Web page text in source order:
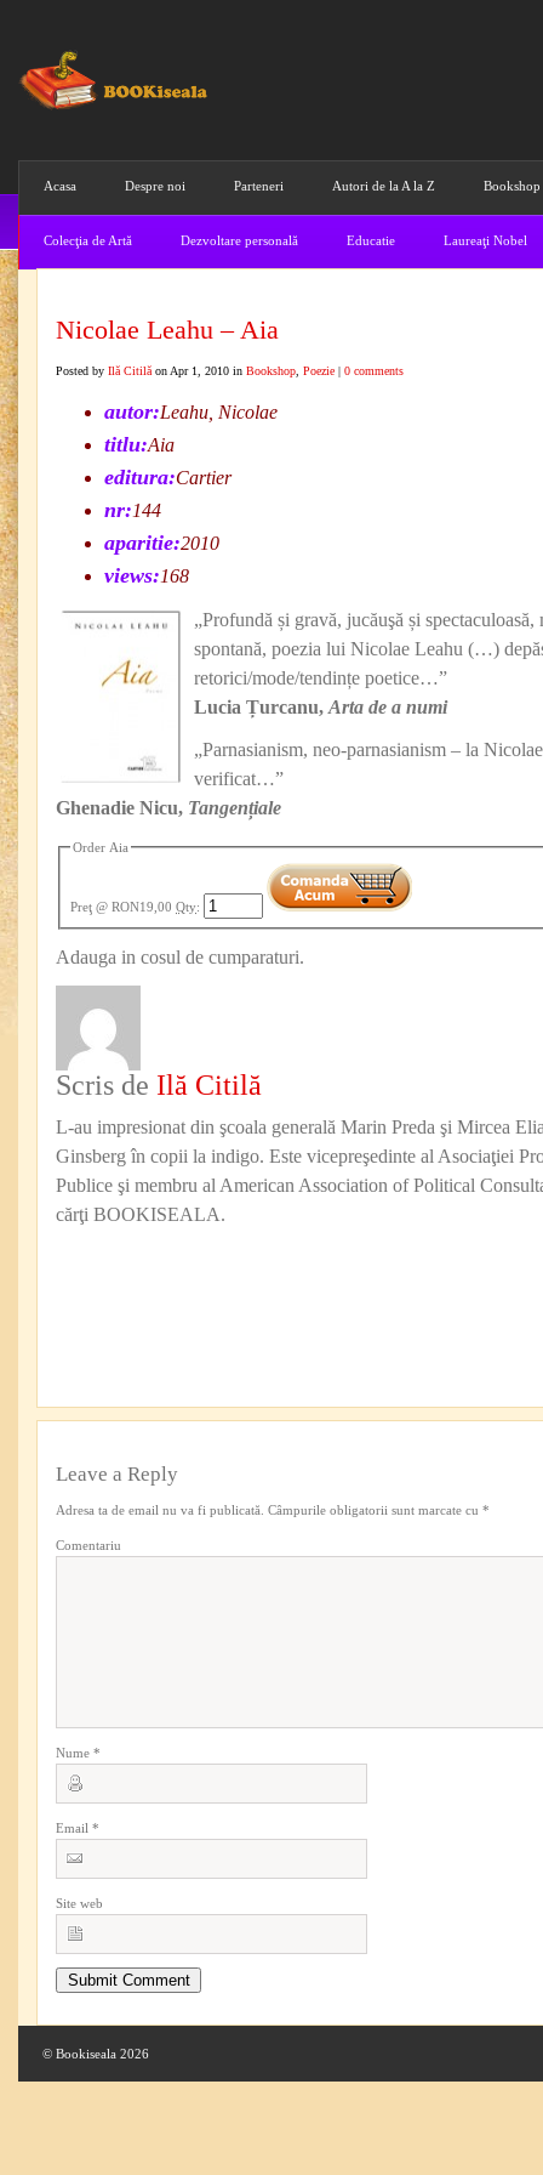
Acasa Despre noi Parteneri Autori de la A la Z Bookshop
Colecţia de Artă Dezvoltare personală Educatie Laureaţi Nobel
Nicolae Leahu – Aia
Posted by Ilă Citilă on Apr 1, 2010 in Bookshop Poezie | 0 comments
autor:Leahu, Nicolae
titlu:Aia
editura:Cartier
nr:144
aparitie:2010
views:168
„Profundă și gravă, jucăuşă și spectaculoasă,
spontană, poezia lui Nicolae Leahu (…)
retorici/mode/tendințe poetice…”
Lucia Țurcanu, Arta de a numi
„Parnasianism, neo-parnasianism – la
verificat…”
Ghenadie Nicu, Tangențiale
Order Aia
Preţ @ RON19,00 Qty:
Adauga in cosul de cumparaturi.
Scris de Ilă Citilă
L-au impresionat din şcoala generală Marin Preda şi Mircea
Ginsberg în copii la indigo. Este vicepreşedinte al Asociaţiei
Publice şi membru al American Association of Political
cărţi BOOKISEALA.
Leave a Reply
Adresa ta de email nu va fi publicată. Câmpurile obligatorii sunt marcate cu *
Comentariu
Nume *
Email *
Site web
© Bookiseala 2026